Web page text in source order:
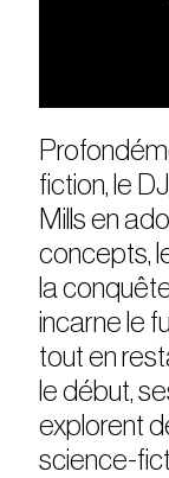
fiction, le
Mills en
concepts,
la
incarne le
tout en
le début,
explorent
science-